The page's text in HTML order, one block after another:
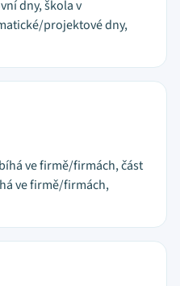
dny, škola v
projektové dny,
ve firmě/firmách, část
ve firmě/firmách,